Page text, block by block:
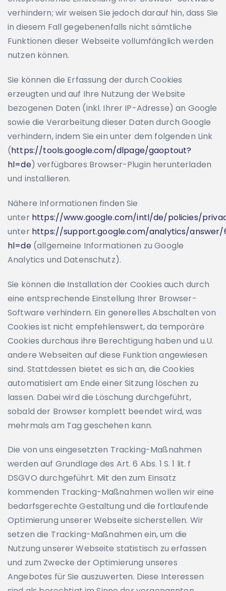
verhindern; wir weisen Sie jedoch darauf hin, dass Sie
in diesem Fall gegebenenfalls nicht sämtliche
Funktionen dieser Webseite vollumfänglich werden
nutzen können.
Sie können die Erfassung der durch Cookies
erzeugten und auf Ihre Nutzung der Website
bezogenen Daten (inkl. Ihrer IP-Adresse) an Google
sowie die Verarbeitung dieser Daten durch Google
verhindern, indem Sie ein unter dem folgenden Link
(https://tools.google.com/dlpage/gaoptout?
hl=de) verfügbares Browser-Plugin herunterladen
und installieren.
Nähere Informationen finden Sie
unter https://www.google.com/intl/de/policies/
unter https://support.google.com/analytics/answer/
hl=de(allgemeine Informationen zu Google
Analytics und Datenschutz).
Sie können die Installation der Cookies auch durch
eine entsprechende Einstellung Ihrer Browser-
Software verhindern. Ein generelles Abschalten von
Cookies ist nicht empfehlenswert, da temporäre
Cookies durchaus ihre Berechtigung haben und u.U.
andere Webseiten auf diese Funktion angewiesen
sind. Stattdessen bietet es sich an, die Cookies
automatisiert am Ende einer Sitzung löschen zu
lassen. Dabei wird die Löschung durchgeführt,
sobald der Browser komplett beendet wird, was
mehrmals am Tag geschehen kann.
Die von uns eingesetzten Tracking-Maßnahmen
werden auf Grundlage des Art. 6 Abs. 1 S. 1 lit. f
DSGVO durchgeführt. Mit den zum Einsatz
kommenden Tracking-Maßnahmen wollen wir eine
bedarfsgerechte Gestaltung und die fortlaufende
Optimierung unserer Webseite sicherstellen. Wir
setzen die Tracking-Maßnahmen ein, um die
Nutzung unserer Webseite statistisch zu erfassen
und zum Zwecke der Optimierung unseres
Angebotes für Sie auszuwerten. Diese Interessen